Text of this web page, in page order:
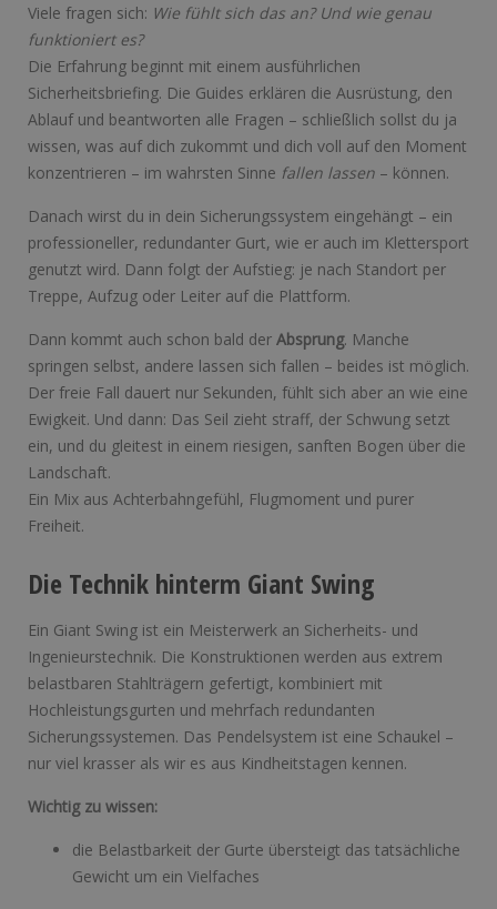
Viele fragen sich: Wie fühlt sich das an? Und wie genau
funktioniert es?
Die Erfahrung beginnt mit einem ausführlichen
Sicherheitsbriefing. Die Guides erklären die Ausrüstung, den
Ablauf und beantworten alle Fragen – schließlich sollst du ja
wissen, was auf dich zukommt und dich voll auf den Moment
konzentrieren – im wahrsten Sinne fallen lassen – können.
Danach wirst du in dein Sicherungssystem eingehängt – ein
professioneller, redundanter Gurt, wie er auch im Klettersport
genutzt wird. Dann folgt der Aufstieg: je nach Standort per
Treppe, Aufzug oder Leiter auf die Plattform.
Dann kommt auch schon bald der Absprung. Manche
springen selbst, andere lassen sich fallen – beides ist möglich.
Der freie Fall dauert nur Sekunden, fühlt sich aber an wie eine
Ewigkeit. Und dann: Das Seil zieht straff, der Schwung setzt
ein, und du gleitest in einem riesigen, sanften Bogen über die
Landschaft.
Ein Mix aus Achterbahngefühl, Flugmoment und purer
Freiheit.
Die Technik hinterm Giant Swing
Ein Giant Swing ist ein Meisterwerk an Sicherheits- und
Ingenieurstechnik. Die Konstruktionen werden aus extrem
belastbaren Stahlträgern gefertigt, kombiniert mit
Hochleistungsgurten und mehrfach redundanten
Sicherungssystemen. Das Pendelsystem ist eine Schaukel –
nur viel krasser als wir es aus Kindheitstagen kennen.
Wichtig zu wissen:
die Belastbarkeit der Gurte übersteigt das tatsächliche
Gewicht um ein Vielfaches